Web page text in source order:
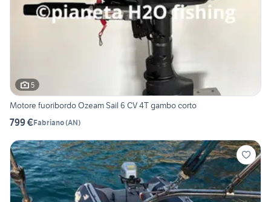
5
Motore fuoribordo Ozeam Sail 6 CV 4T gambo corto
799 €Fabriano(AN)